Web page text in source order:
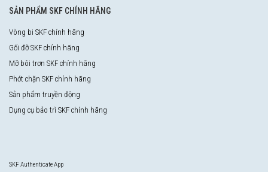
SẢN PHẨM SKF CHÍNH HÃNG
Vòng bi SKF chính hãng
Gối đỡ SKF chính hãng
Mỡ bôi trơn SKF chính hãng
Phớt chặn SKF chính hãng
Sản phẩm truyền động
Dụng cụ bảo trì SKF chính hãng
SKF Authenticate App